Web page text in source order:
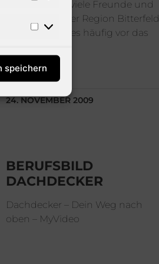
speichern
steht und ich viele Freunde und
Bekannte in der Region Bitterfeld
habe, kommt es häufig vor das
24. NOVEMBER 2009
BERUFSBILD
DACHDECKER
Dachdecker – Dein Weg nach
oben – MyVideo